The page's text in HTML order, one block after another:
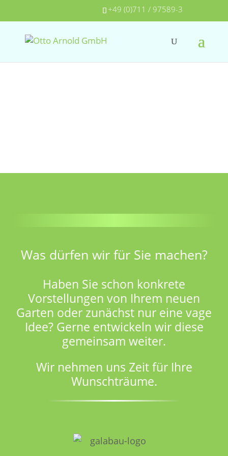
+49 (0)711 / 97589-3
Was dürfen wir für Sie machen?
Haben Sie schon konkrete
Vorstellungen von Ihrem neuen
Garten oder zunächst nur eine vage
Idee? Gerne entwickeln wir diese
gemeinsam weiter.
Wir nehmen uns Zeit für Ihre
Wunschträume.